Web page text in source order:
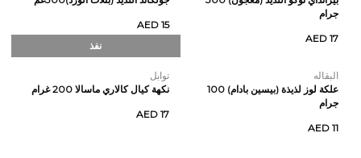
جرام
AED 17
AED 15
البقاله
علكة لوز لذيذة (بيسين بادام) 100
جرام
AED 11
نفذ
توابل
نكهة كيال كالاري ماسالا 200 غرام
AED 17